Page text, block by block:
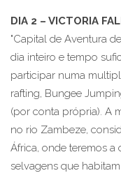
DIA 2 – VICTORIA
"Capital de Aventura
dia inteiro e tempo
participar numa
rafting, Bungee
(por conta própria). A
no rio Zambeze,
África, onde teremos
selvagens que